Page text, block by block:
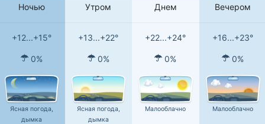
Ночью Утром Днем Вечером
+12...+15° +13...+22° +22...+24° +16...+23°
0% 0% 0% 0%
Ясная погода,
дымка
Ясная погода,
дымка
Малооблачно Малооблачно